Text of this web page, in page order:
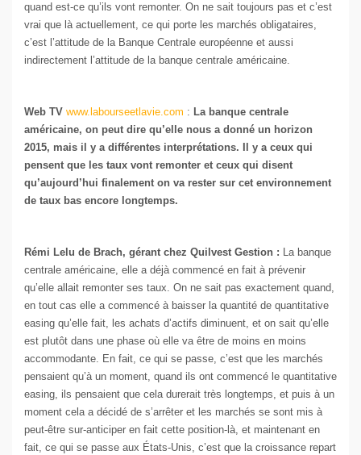
quand est-ce qu’ils vont remonter. On ne sait toujours pas et c’est
vrai que là actuellement, ce qui porte les marchés obligataires,
c’est l’attitude de la Banque Centrale européenne et aussi
indirectement l’attitude de la banque centrale américaine.
Web TV www.labourseetlavie.com : La banque centrale
américaine, on peut dire qu’elle nous a donné un horizon
2015, mais il y a différentes interprétations. Il y a ceux qui
pensent que les taux vont remonter et ceux qui disent
qu’aujourd’hui finalement on va rester sur cet environnement
de taux bas encore longtemps.
Rémi Lelu de Brach, gérant chez Quilvest Gestion : La banque
centrale américaine, elle a déjà commencé en fait à prévenir
qu’elle allait remonter ses taux. On ne sait pas exactement quand,
en tout cas elle a commencé à baisser la quantité de quantitative
easing qu’elle fait, les achats d’actifs diminuent, et on sait qu’elle
est plutôt dans une phase où elle va être de moins en moins
accommodante. En fait, ce qui se passe, c’est que les marchés
pensaient qu’à un moment, quand ils ont commencé le quantitative
easing, ils pensaient que cela durerait très longtemps, et puis à un
moment cela a décidé de s’arrêter et les marchés se sont mis à
peut-être sur-anticiper en fait cette position-là, et maintenant en
fait, ce qui se passe aux États-Unis, c’est que la croissance repart